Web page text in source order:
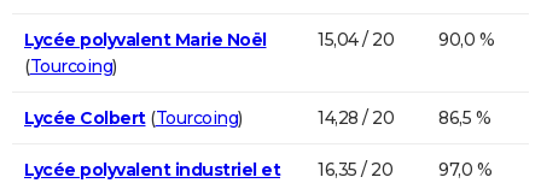
Lycée polyvalent Marie Noël
(Tourcoing)
15,04 / 20 90,0 %
Lycée Colbert(Tourcoing) 14,28 / 20 86,5 %
Lycée polyvalent industriel et
16,35 / 20 97,0 %